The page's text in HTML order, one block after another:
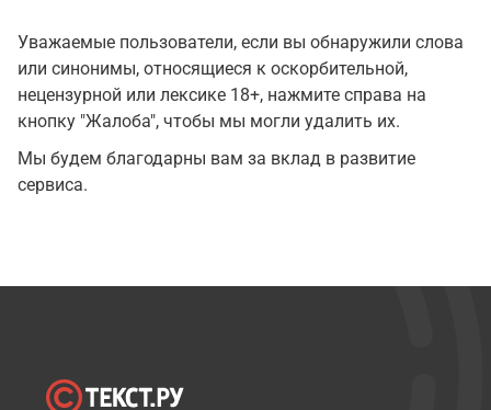
Уважаемые пользователи, если вы обнаружили слова
или синонимы, относящиеся к оскорбительной,
нецензурной или лексике 18+, нажмите справа на
кнопку "Жалоба", чтобы мы могли удалить их.
Мы будем благодарны вам за вклад в развитие
сервиса.